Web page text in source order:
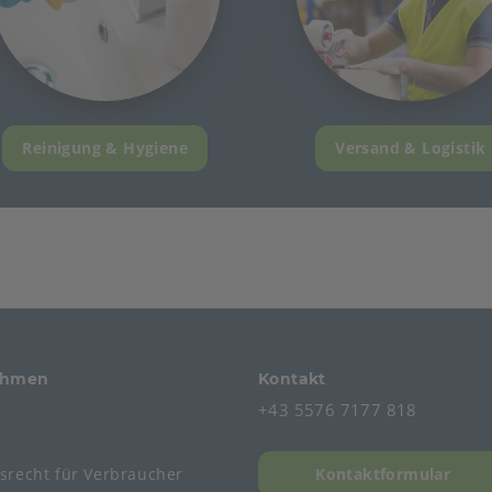
Reinigung & Hygiene Versand & Logistik
für Verbraucher
Kontakt
+43 5576 7177 818
Kontaktformular